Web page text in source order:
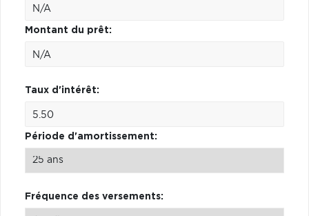
Montant du prêt:
Taux d'intérêt:
Période d'amortissement:
Fréquence des versements: